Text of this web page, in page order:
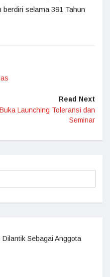
selama 391 Tahun
Read Next
Launching Toleransi dan
Seminar
Sebagai Anggota